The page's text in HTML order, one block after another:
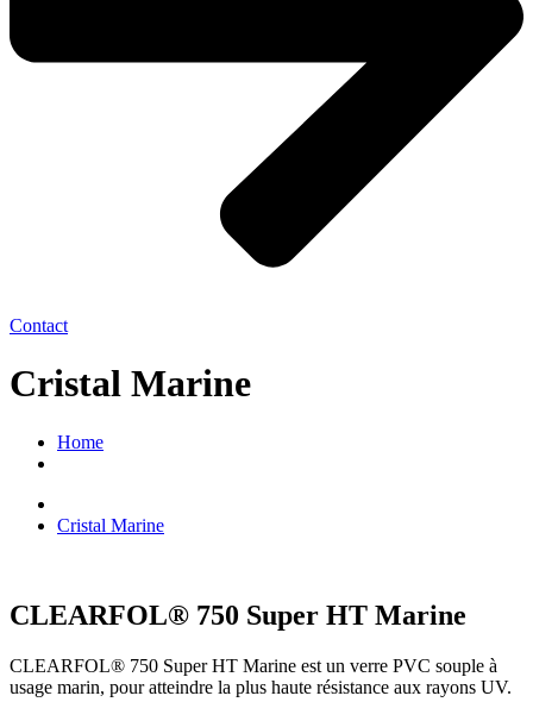
Contact
Cristal Marine
Home
Cristal Marine
CLEARFOL® 750 Super HT Marine
CLEARFOL® 750 Super HT Marine est un verre PVC souple à
usage marin, pour atteindre la plus haute résistance aux rayons UV.